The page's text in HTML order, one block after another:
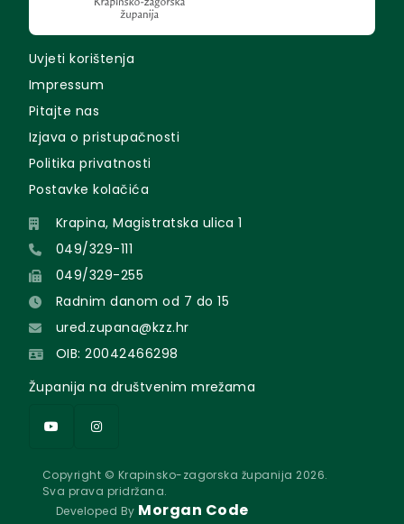
Uvjeti korištenja
Impressum
Pitajte nas
Izjava o pristupačnosti
Politika privatnosti
Postavke kolačića
Krapina, Magistratska ulica 1
049/329-111
049/329-255
Radnim danom od 7 do 15
ured.zupana@kzz.hr
OIB: 20042466298
Županija na društvenim mrežama
Copyright © Krapinsko-zagorska županija 2026.
Sva prava pridržana.
Developed By Morgan Code